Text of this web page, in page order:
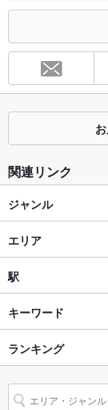
総席数 22席(
最大宴会収
22人(
なし
座敷
掘りごたつ
カウンター
貸切
貸切不
Wi-Fi なし
関連リンク
ジャンル
ラーメン
ラーメン全般
神戸 × ラーメン
神戸 × ラーメン全般
三ノ宮駅 × ラーメ
エリア
三宮
三宮 × ラーメン
三宮 × ラーメン全般
兵庫
駅
旧居留地・大丸前駅
三ノ宮駅
三宮・花時計前駅
キーワード
餃子 杏仁豆腐
ランキング
兵庫のグルメラン